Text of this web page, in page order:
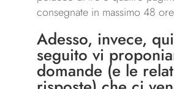
consegnate in massimo 48
Adesso, invece,
seguito vi
domande (e le